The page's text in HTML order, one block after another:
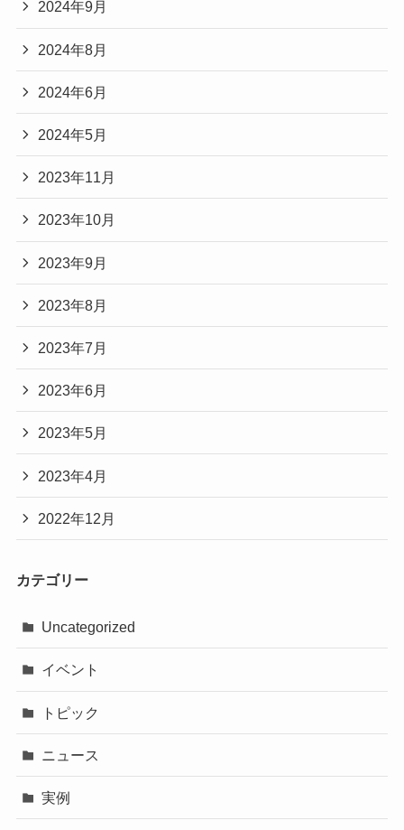
2024年9月
2024年8月
2024年6月
2024年5月
2023年11月
2023年10月
2023年9月
2023年8月
2023年7月
2023年6月
2023年5月
2023年4月
2022年12月
カテゴリー
Uncategorized
イベント
トピック
ニュース
実例